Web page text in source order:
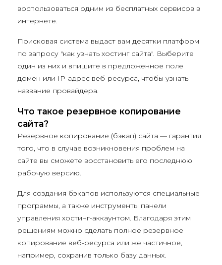
воспользоваться одним из бесплатных сервисов в
интернете.
Поисковая система выдаст вам десятки платформ
по запросу "как узнать хостинг сайта". Выберите
один из них и впишите в предложенное поле
домен или IP-адрес веб-ресурса, чтобы узнать
название провайдера.
Что такое резервное копирование
сайта?
Резервное копирование (бэкап) сайта — гарантия
того, что в случае возникновения проблем на
сайте вы сможете восстановить его последнюю
рабочую версию.
Для создания бэкапов используются специальные
программы, а также инструменты панели
управления хостинг-аккаунтом. Благодаря этим
решениям можно сделать полное резервное
копирование веб-ресурса или же частичное,
например, сохранив только базу данных.